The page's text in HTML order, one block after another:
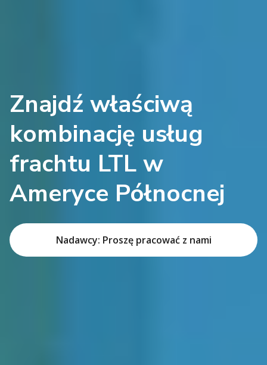
Znajdź właściwą
kombinację usług
frachtu LTL w
Ameryce Północnej
Nadawcy: Proszę pracować z nami